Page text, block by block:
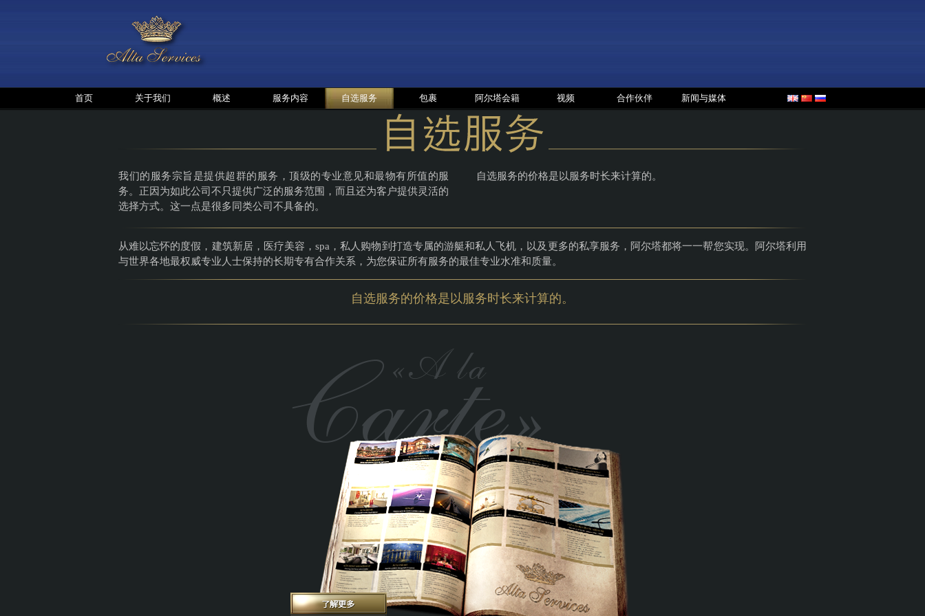
首页 关于我们 概述 服务内容 自选服务 包裹 阿尔塔会籍 视频 合作伙伴 新闻与媒体
我们的服务宗旨是提供超群的服务，顶级的专业意见和最物有所值的服
务。正因为如此公司不只提供广泛的服务范围，而且还为客户提供灵活的
选择方式。这一点是很多同类公司不具备的。
自选服务的价格是以服务时长来计算的。
从难以忘怀的度假，建筑新居，医疗美容，spa，私人购物到打造专属的游艇和私人飞机，以及更多的私享服务，阿尔塔都将一一帮您实现。阿尔塔利用
与世界各地最权威专业人士保持的长期专有合作关系，为您保证所有服务的最佳专业水准和质量。
自选服务的价格是以服务时长来计算的。